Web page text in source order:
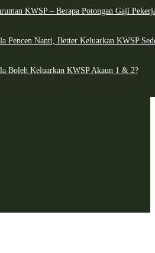
KWSP – Berapa Potongan Gaji
Pencen Nanti, Better Keluarkan KWSP
Boleh Keluarkan KWSP Akaun 1 & 2?